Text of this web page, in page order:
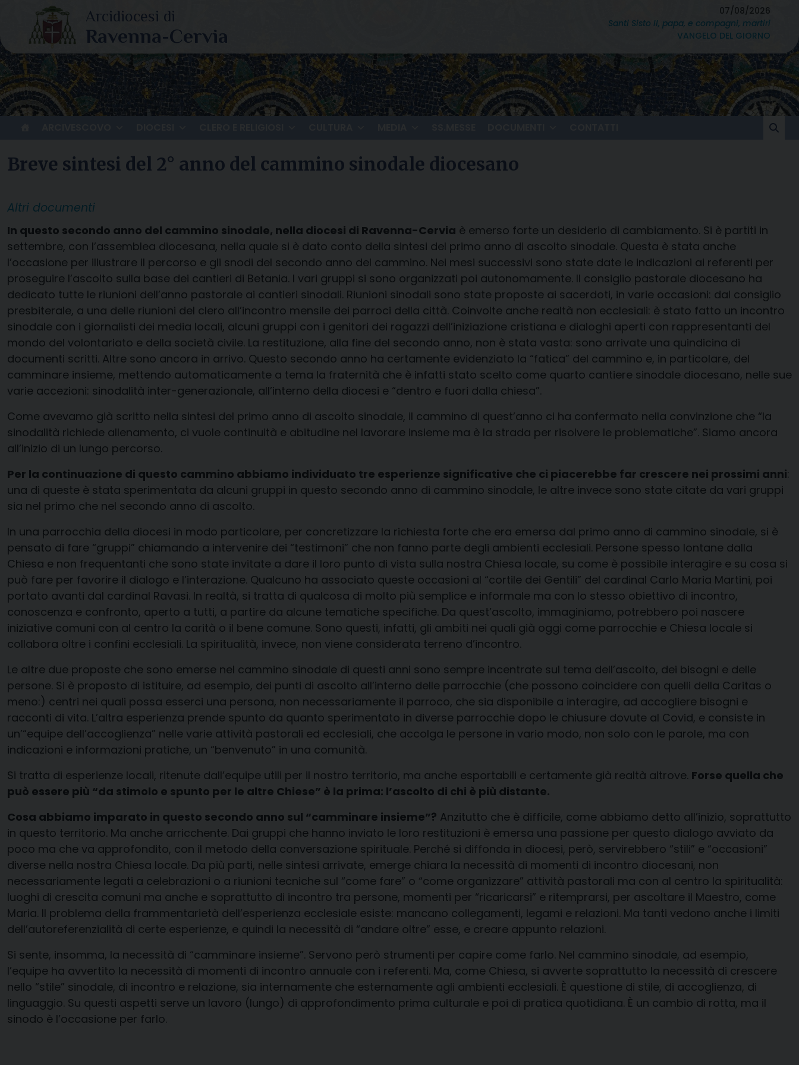
content
07/08/2026
Santi Sisto II, papa, e compagni, martiri
VANGELO DEL GIORNO
Breve sintesi del 2° anno del cammino sinodale diocesano
Altri documenti
In questo secondo anno del cammino sinodale, nella diocesi di Ravenna-Cervia è emerso forte un desiderio di cambiamento. Si è partiti in
settembre, con l’assemblea diocesana, nella quale si è dato conto della sintesi del primo anno di ascolto sinodale. Questa è stata anche
l’occasione per illustrare il percorso e gli snodi del secondo anno del cammino. Nei mesi successivi sono state date le indicazioni ai referenti per
proseguire l’ascolto sulla base dei cantieri di Betania. I vari gruppi si sono organizzati poi autonomamente. Il consiglio pastorale diocesano ha
dedicato tutte le riunioni dell’anno pastorale ai cantieri sinodali. Riunioni sinodali sono state proposte ai sacerdoti, in varie occasioni: dal consiglio
presbiterale, a una delle riunioni del clero all’incontro mensile dei parroci della città. Coinvolte anche realtà non ecclesiali: è stato fatto un incontro
sinodale con i giornalisti dei media locali, alcuni gruppi con i genitori dei ragazzi dell’iniziazione cristiana e dialoghi aperti con rappresentanti del
mondo del volontariato e della società civile. La restituzione, alla fine del secondo anno, non è stata vasta: sono arrivate una quindicina di
documenti scritti. Altre sono ancora in arrivo. Questo secondo anno ha certamente evidenziato la “fatica” del cammino e, in particolare, del
camminare insieme, mettendo automaticamente a tema la fraternità che è infatti stato scelto come quarto cantiere sinodale diocesano, nelle sue
varie accezioni: sinodalità inter-generazionale, all’interno della diocesi e “dentro e fuori dalla chiesa”.
Come avevamo già scritto nella sintesi del primo anno di ascolto sinodale, il cammino di quest’anno ci ha confermato nella convinzione che “la
sinodalità richiede allenamento, ci vuole continuità e abitudine nel lavorare insieme ma è la strada per risolvere le problematiche”. Siamo ancora
all’inizio di un lungo percorso.
Per la continuazione di questo cammino abbiamo individuato tre esperienze significative che ci piacerebbe far crescere nei prossimi anni:
una di queste è stata sperimentata da alcuni gruppi in questo secondo anno di cammino sinodale, le altre invece sono state citate da vari gruppi
sia nel primo che nel secondo anno di ascolto.
In una parrocchia della diocesi in modo particolare, per concretizzare la richiesta forte che era emersa dal primo anno di cammino sinodale, si è
pensato di fare “gruppi” chiamando a intervenire dei “testimoni” che non fanno parte degli ambienti ecclesiali. Persone spesso lontane dalla
Chiesa e non frequentanti che sono state invitate a dare il loro punto di vista sulla nostra Chiesa locale, su come è possibile interagire e su cosa si
può fare per favorire il dialogo e l’interazione. Qualcuno ha associato queste occasioni al “cortile dei Gentili” del cardinal Carlo Maria Martini, poi
portato avanti dal cardinal Ravasi. In realtà, si tratta di qualcosa di molto più semplice e informale ma con lo stesso obiettivo di incontro,
conoscenza e confronto, aperto a tutti, a partire da alcune tematiche specifiche. Da quest’ascolto, immaginiamo, potrebbero poi nascere
iniziative comuni con al centro la carità o il bene comune. Sono questi, infatti, gli ambiti nei quali già oggi come parrocchie e Chiesa locale si
collabora oltre i confini ecclesiali. La spiritualità, invece, non viene considerata terreno d’incontro.
Le altre due proposte che sono emerse nel cammino sinodale di questi anni sono sempre incentrate sul tema dell’ascolto, dei bisogni e delle
persone. Si è proposto di istituire, ad esempio, dei punti di ascolto all’interno delle parrocchie (che possono coincidere con quelli della Caritas o
meno:) centri nei quali possa esserci una persona, non necessariamente il parroco, che sia disponibile a interagire, ad accogliere bisogni e
racconti di vita. L’altra esperienza prende spunto da quanto sperimentato in diverse parrocchie dopo le chiusure dovute al Covid, e consiste in
un’“equipe dell’accoglienza” nelle varie attività pastorali ed ecclesiali, che accolga le persone in vario modo, non solo con le parole, ma con
indicazioni e informazioni pratiche, un “benvenuto” in una comunità.
Si tratta di esperienze locali, ritenute dall’equipe utili per il nostro territorio, ma anche esportabili e certamente già realtà altrove. Forse quella che
può essere più “da stimolo e spunto per le altre Chiese” è la prima: l’ascolto di chi è più distante.
Cosa abbiamo imparato in questo secondo anno sul “camminare insieme”? Anzitutto che è difficile, come abbiamo detto all’inizio, soprattutto
in questo territorio. Ma anche arricchente. Dai gruppi che hanno inviato le loro restituzioni è emersa una passione per questo dialogo avviato da
poco ma che va approfondito, con il metodo della conversazione spirituale. Perché si diffonda in diocesi, però, servirebbero “stili” e “occasioni”
diverse nella nostra Chiesa locale. Da più parti, nelle sintesi arrivate, emerge chiara la necessità di momenti di incontro diocesani, non
necessariamente legati a celebrazioni o a riunioni tecniche sul “come fare” o “come organizzare” attività pastorali ma con al centro la spiritualità:
luoghi di crescita comuni ma anche e soprattutto di incontro tra persone, momenti per “ricaricarsi” e ritemprarsi, per ascoltare il Maestro, come
Maria. Il problema della frammentarietà dell’esperienza ecclesiale esiste: mancano collegamenti, legami e relazioni. Ma tanti vedono anche i limiti
dell’autoreferenzialità di certe esperienze, e quindi la necessità di “andare oltre” esse, e creare appunto relazioni.
Si sente, insomma, la necessità di “camminare insieme”. Servono però strumenti per capire come farlo. Nel cammino sinodale, ad esempio,
l’equipe ha avvertito la necessità di momenti di incontro annuale con i referenti. Ma, come Chiesa, si avverte soprattutto la necessità di crescere
nello “stile” sinodale, di incontro e relazione, sia internamente che esternamente agli ambienti ecclesiali. È questione di stile, di accoglienza, di
linguaggio. Su questi aspetti serve un lavoro (lungo) di approfondimento prima culturale e poi di pratica quotidiana. È un cambio di rotta, ma il
sinodo è l’occasione per farlo.